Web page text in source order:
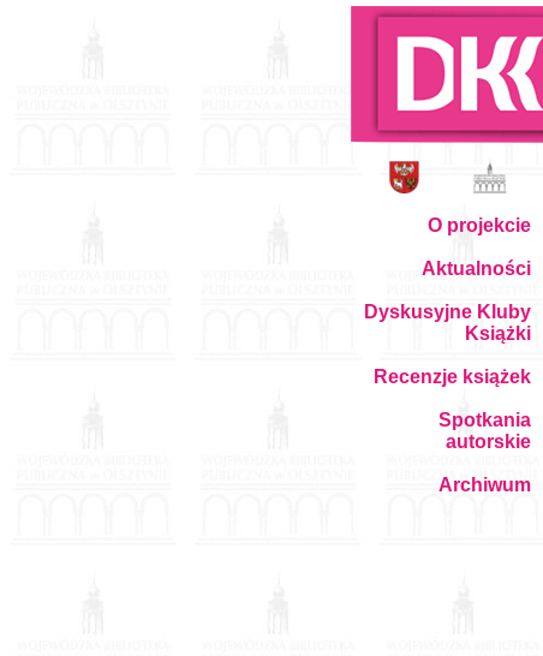
O projekcie
Aktualności
Dyskusyjne Kluby
Książki
Recenzje książek
Spotkania
autorskie
Archiwum